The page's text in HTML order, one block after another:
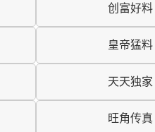
创富好料
皇帝猛料
天天独家
旺角传真